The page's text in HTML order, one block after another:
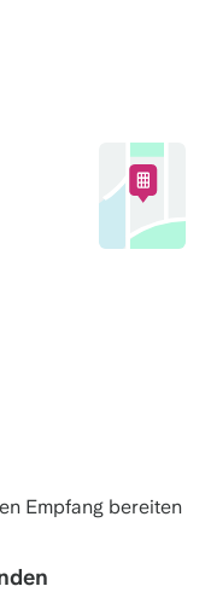
Empfang bereiten